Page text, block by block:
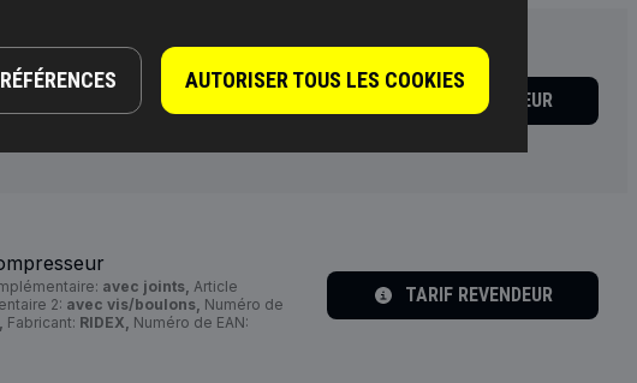
AUTORISER TOUS LES COOKIES
Fabricant:RIDEX, TARIF REVENDEUR
avec joints, Article
2: avec vis/boulons, Numéro de
Fabricant: RIDEX, Numéro de EAN:
TARIF REVENDEUR